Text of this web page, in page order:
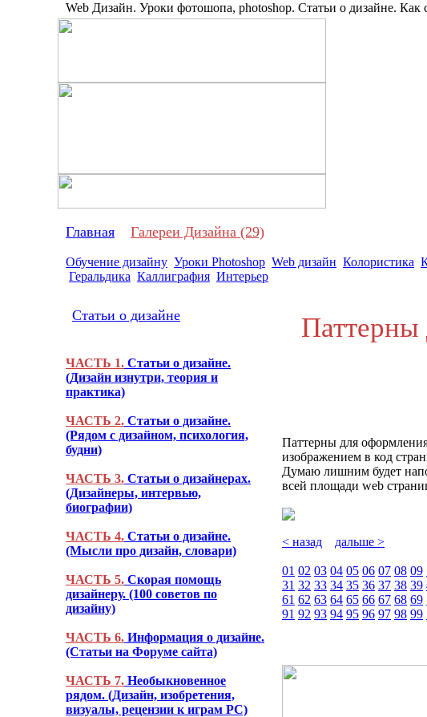
Web Дизайн. Уроки фотошопа, photoshop. Статьи о дизайне. Как
Главная Галереи Дизайна (29)
Обучение дизайну Уроки Photoshop Web дизайн Колористика
Геральдика Каллиграфия Интерьер
Статьи о дизайне
ЧАСТЬ 1. Статьи о дизайне.
(Дизайн изнутри, теория и
практика)
ЧАСТЬ 2. Статьи о дизайне.
(Рядом с дизайном, психология,
будни)
ЧАСТЬ 3. Статьи о дизайнерах.
(Дизайнеры, интервью,
биографии)
ЧАСТЬ 4. Статьи о дизайне.
(Мысли про дизайн, словари)
ЧАСТЬ 5. Скорая помощь
дизайнеру. (100 советов по
дизайну)
ЧАСТЬ 6. Информация о дизайне.
(Статьи на Форуме сайта)
ЧАСТЬ 7. Необыкновенное
рядом. (Дизайн, изобретения,
визуалы, рецензии к играм PC)
Паттерны
Паттерны для
изображением в код
Думаю лишним будет
всей площади web
< назад дальше >
01 02 03 04 05 06 07 08 09
31 32 33 34 35 36 37 38 39
61 62 63 64 65 66 67 68 69
91 92 93 94 95 96 97 98 99